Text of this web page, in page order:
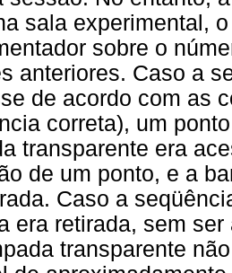
sala experimental,
sobre o
anteriores. Caso a
de acordo com as
correta), um
transparente era
de um ponto, e a
Caso a
era retirada, sem
transparente